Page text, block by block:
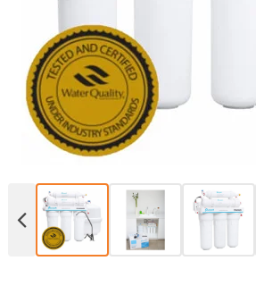
Духові шафи
Варильні поверхні
Мікрохвильові печі
Посудомийки
Пральні машини